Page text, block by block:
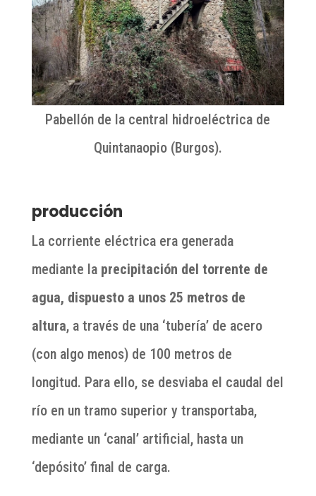
Pabellón de la central hidroeléctrica de
Quintanaopio (Burgos).
producción
La corriente eléctrica era generada
mediante la precipitación del torrente de
agua, dispuesto a unos 25 metros de
altura, a través de una ‘tubería’ de acero
(con algo menos) de 100 metros de
longitud. Para ello, se desviaba el caudal del
río en un tramo superior y transportaba,
mediante un ‘canal’ artificial, hasta un
‘depósito’ final de carga.